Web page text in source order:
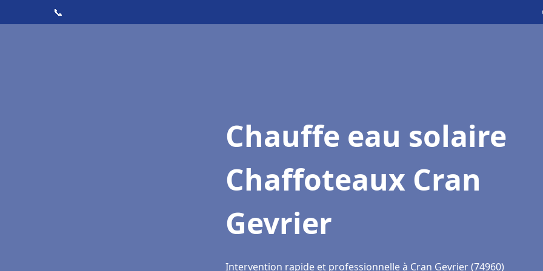
📞
Chauffe eau solaire
Chaffoteaux Cran
Gevrier
Intervention rapide et professionnelle à Cran Gevrier (74960)